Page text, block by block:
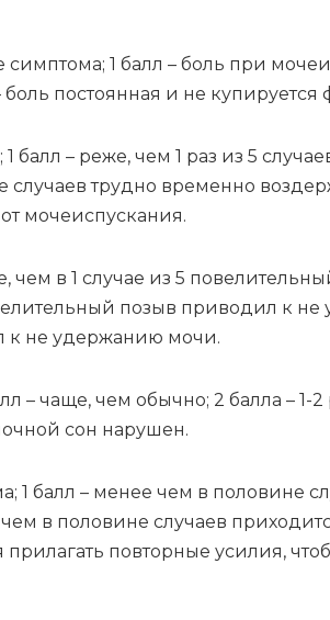
1 балл – боль при
по­сто­ян­ная и не
балл – ре­же, чем 1 раз из 5
слу­ча­ев труд­но вре­мен­но
мо­че­ис­пус­ка­ния.
чем в 1 слу­чае из 5
по­зыв при­во­дил к
к не удер­жа­нию мо­чи.
– ча­ще, чем обыч­но; 2 бал­ла – 1-2
сон на­ру­шен.
1 балл – ме­нее чем в по­ло­ви­не
в по­ло­ви­не слу­ча­ев
при­ла­гать по­втор­ные уси­лия,